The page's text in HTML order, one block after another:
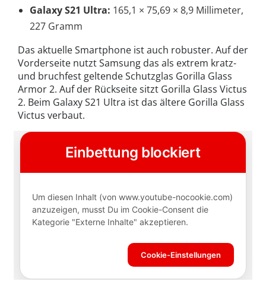
Galaxy S21 Ultra: 165,1 × 75,69 × 8,9 Millimeter,
227 Gramm
Das aktuelle Smartphone ist auch robuster. Auf der
Vorderseite nutzt Samsung das als extrem kratz-
und bruchfest geltende Schutzglas Gorilla Glass
Armor 2. Auf der Rückseite sitzt Gorilla Glass Victus
2. Beim Galaxy S21 Ultra ist das ältere Gorilla Glass
Victus verbaut.